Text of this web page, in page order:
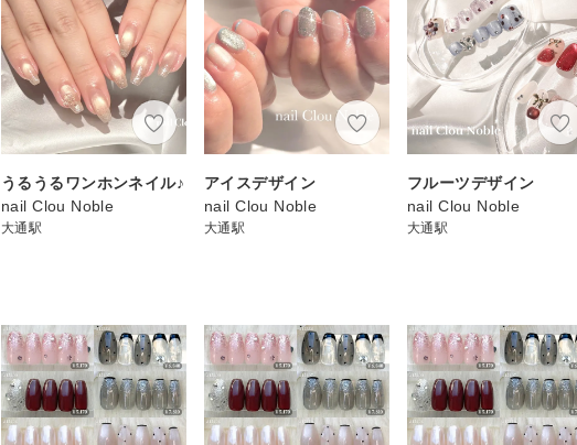
うるうるワンホンネイル♪
nail Clou Noble
大通駅
アイスデザイン
nail Clou Noble
大通駅
フルーツデザイン
nail Clou Noble
大通駅